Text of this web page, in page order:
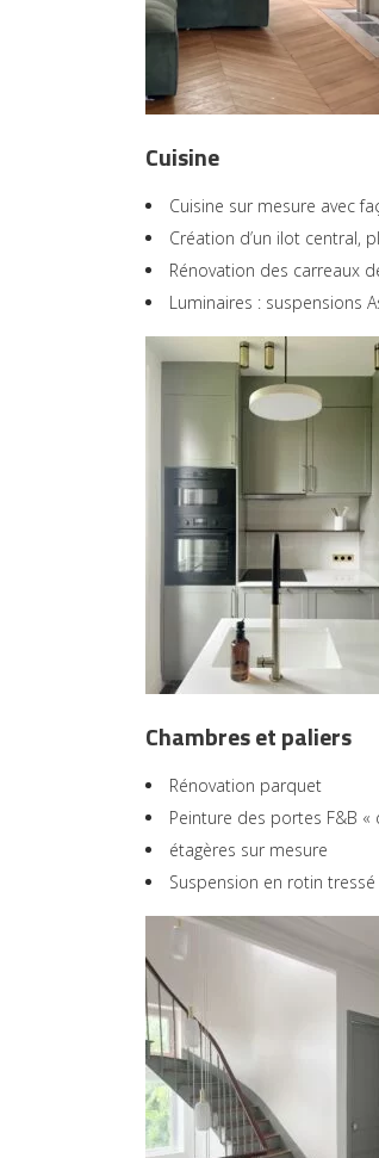
Cuisine
Cuisine sur mesure avec
Création d’un ilot central,
Rénovation des carreaux
Luminaires : suspensions
Chambres et paliers
Rénovation parquet
Peinture des portes F&B
étagères sur mesure
Suspension en rotin tressé